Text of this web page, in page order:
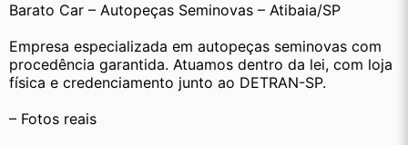
Barato Car – Autopeças Seminovas – Atibaia/SP
Empresa especializada em autopeças seminovas com
procedência garantida. Atuamos dentro da lei, com loja
física e credenciamento junto ao DETRAN-SP.
– Fotos reais